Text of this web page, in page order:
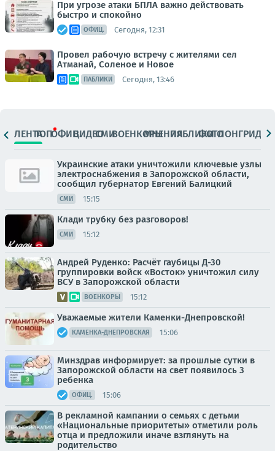
При угрозе атаки БПЛА важно действовать
быстро и спокойно
ОФИЦ. Сегодня, 12:31
Провел рабочую встречу с жителями сел
Атманай, Соленое и Новое
ПАБЛИКИ Сегодня, 13:46
ЛЕНТАТОПОФИЦ.ВИДЕОСМИВОЕНКОРЫМНЕНИЯПАБЛИКИ
ФОТОЛОНГРИДЫ
Украинские атаки уничтожили ключевые узлы
электроснабжения в Запорожской области,
сообщил губернатор Евгений Балицкий
СМИ 15:15
Клади трубку без разговоров!
СМИ 15:12
Андрей Руденко: Расчёт гаубицы Д-30
группировки войск «Восток» уничтожил силу
ВСУ в Запорожской области
ВОЕНКОРЫ 15:12
Уважаемые жители Каменки-Днепровской!
КАМЕНКА-ДНЕПРОВСКАЯ 15:06
Минздрав информирует: за прошлые сутки в
Запорожской области на свет появилось 3
ребенка
ОФИЦ. 15:06
В рекламной кампании о семьях с детьми
«Национальные приоритеты» отметили роль
отца и предложили иначе взглянуть на
родительство